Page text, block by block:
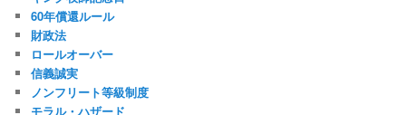
60年償還ルール
財政法
ロールオーバー
信義誠実
ノンフリート等級制度
モラル・ハザード